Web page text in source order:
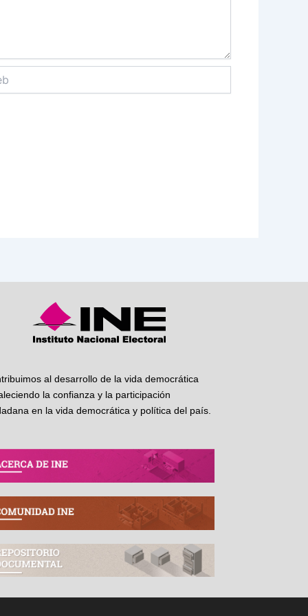
al desarrollo de la vida democrática
la confianza y la participación
en la vida democrática y política del país.